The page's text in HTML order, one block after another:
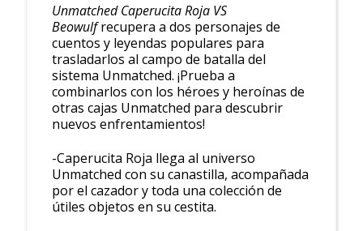
Unmatched Caperucita Roja VS
Beowulfrecupera a dos personajes de
cuentos y leyendas populares para
trasladarlos al campo de batalla del
sistema Unmatched. ¡Prueba a
combinarlos con los héroes y heroínas de
otras cajas Unmatched para descubrir
nuevos enfrentamientos!
-Caperucita Roja llega al universo
Unmatched con su canastilla, acompañada
por el cazador y toda una colección de
útiles objetos en su cestita.